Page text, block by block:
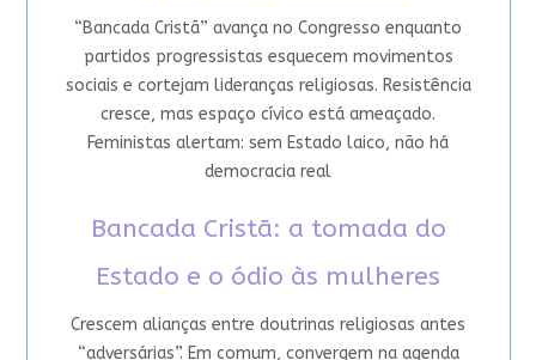
“Bancada Cristã” avança no Congresso enquanto
partidos progressistas esquecem movimentos
sociais e cortejam lideranças religiosas. Resistência
cresce, mas espaço cívico está ameaçado.
Feministas alertam: sem Estado laico, não há
democracia real
Bancada Cristã: a tomada do
Estado e o ódio às mulheres
Crescem alianças entre doutrinas religiosas antes
“adversárias”. Em comum, convergem na agenda